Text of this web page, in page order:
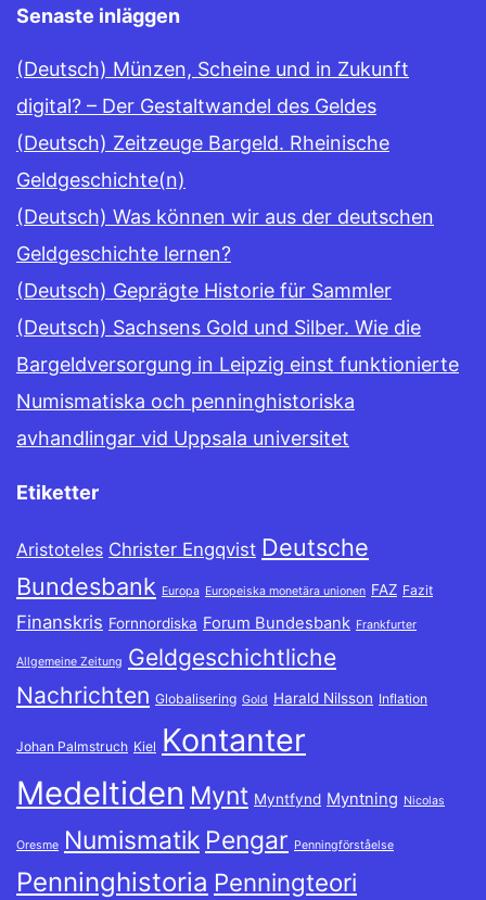
Senaste inläggen
(Deutsch) Münzen, Scheine und in Zukunft
digital? – Der Gestaltwandel des Geldes
(Deutsch) Zeitzeuge Bargeld. Rheinische
Geldgeschichte(n)
(Deutsch) Was können wir aus der deutschen
Geldgeschichte lernen?
(Deutsch) Geprägte Historie für Sammler
(Deutsch) Sachsens Gold und Silber. Wie die
Bargeldversorgung in Leipzig einst funktionierte
Numismatiska och penninghistoriska
avhandlingar vid Uppsala universitet
Etiketter
Aristoteles Christer Engqvist Deutsche
Bundesbank Europa Europeiska monetära unionen FAZ Fazit
Finanskris Fornnordiska Forum Bundesbank Frankfurter
Allgemeine Zeitung Geldgeschichtliche
Nachrichten Globalisering Gold Harald Nilsson Inflation
Johan Palmstruch Kiel Kontanter
Medeltiden Mynt Myntfynd Myntning Nicolas
Oresme Numismatik Pengar Penningförståelse
Penninghistoria Penningteori